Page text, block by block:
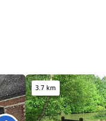
3.7 km